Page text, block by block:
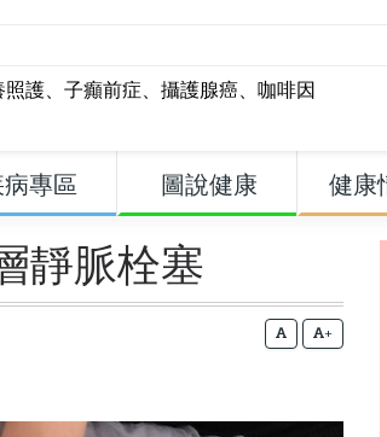
照護、 子癲前症、 攝護腺癌、 咖啡因
專區 圖說健康 健康
靜脈栓塞
+